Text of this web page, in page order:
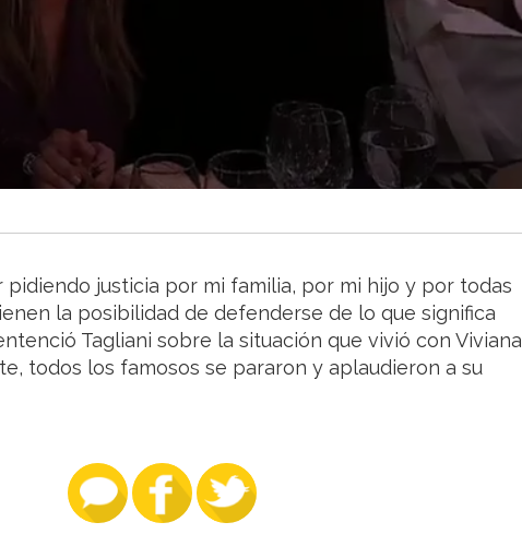
pidiendo justicia por mi familia, por mi hijo y por todas
la posibilidad de defenderse de lo que significa
Tagliani sobre la situación que vivió con Viviana
todos los famosos se pararon y aplaudieron a su